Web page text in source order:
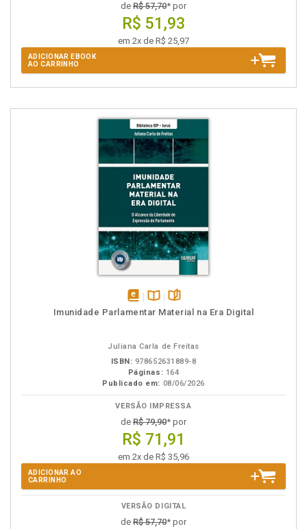
de R$ 57,70* por
R$ 51,93
em 2x de R$ 25,97
ADICIONAR EBOOK
AO CARRINHO
disponívelDisponível
páginas
Imunidade Parlamentar Material na Era Digital
Juliana Carla de Freitas
ISBN: 978652631889-8
Páginas: 164
Publicado em: 08/06/2026
VERSÃO IMPRESSA
de R$ 79,90* por
R$ 71,91
em 2x de R$ 35,96
ADICIONAR AO
CARRINHO
VERSÃO DIGITAL
de R$ 57,70* por